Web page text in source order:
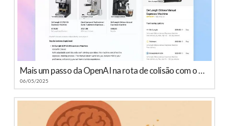
Mais um passo da OpenAI na rota de colisão com o Google
06/05/2025